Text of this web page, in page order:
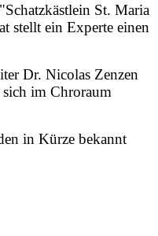
St. Maria
stellt ein Experte einen
Dr. Nicolas Zenzen
sich im Chroraum
in Kürze bekannt